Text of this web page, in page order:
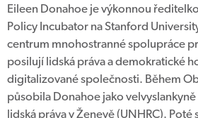
Eileen Donahoe je výkonnou
Policy Incubator na Stanford
centrum mnohostranné spolupráce
posilují lidská práva a demokratické
digitalizované společnosti. Během
působila Donahoe jako velvyslankyně
lidská práva v Ženevě (UNHRC).